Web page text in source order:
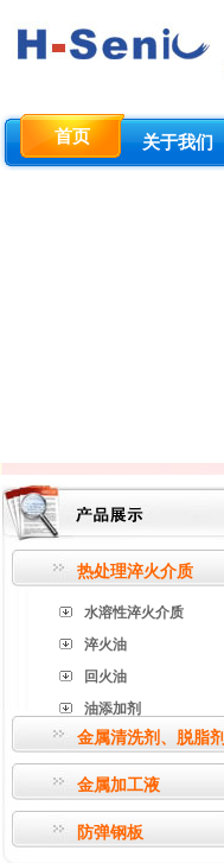
首页 关于我们
热处理淬火介质
水溶性淬火介质
淬火油
回火油
油添加剂
金属清洗剂、脱脂剂
金属加工液
防弹钢板